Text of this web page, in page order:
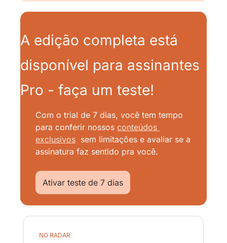
A edição completa está
disponível para assinantes
Pro - faça um teste!
Com o trial de 7 dias, você tem tempo
para conferir nossos conteúdos
exclusivos sem limitações e avaliar se a
assinatura faz sentido pra você.
Ativar teste de 7 dias
NO RADAR